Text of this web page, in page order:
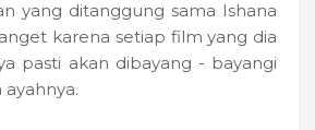
yang ditanggung sama Ishana
karena setiap film yang dia
pasti akan dibayang - bayangi